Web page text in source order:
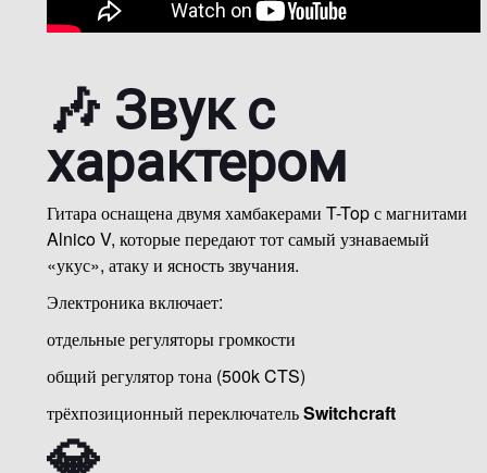
🎶 Звук с
характером
Гитара оснащена двумя хамбакерами T-Top с магнитами
Alnico V, которые передают тот самый узнаваемый
«укус», атаку и ясность звучания.
Электроника включает:
отдельные регуляторы громкости
общий регулятор тона (500k CTS)
трёхпозиционный переключательSwitchcraft